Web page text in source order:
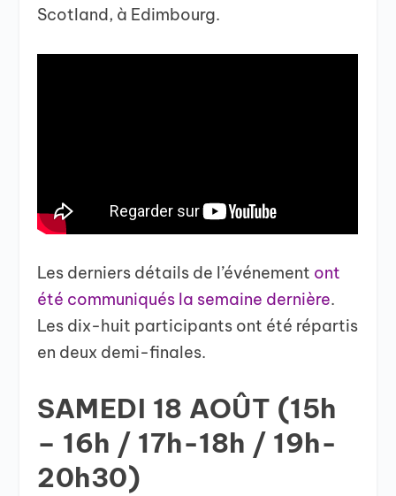
Scotland, à Edimbourg.
Les derniers détails de l’événement ont
été communiqués la semaine dernière.
Les dix-huit participants ont été répartis
en deux demi-finales.
SAMEDI 18 AOÛT (15h
– 16h / 17h-18h / 19h-
20h30)